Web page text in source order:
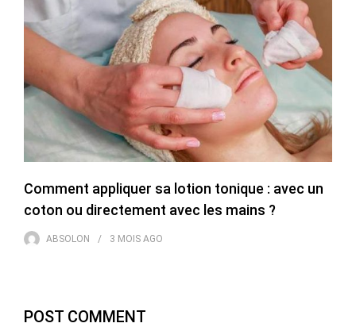
Comment appliquer sa lotion tonique : avec un
coton ou directement avec les mains ?
ABSOLON 3 MOIS AGO
POST COMMENT